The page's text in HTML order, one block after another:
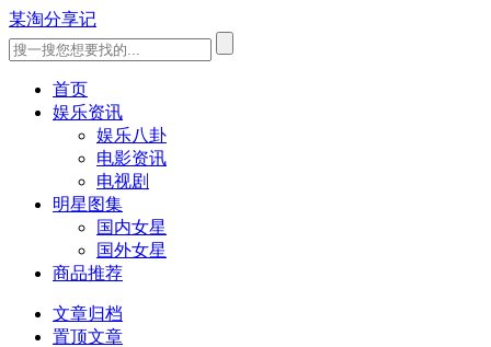
某淘分享记
首页
娱乐资讯
娱乐八卦
电影资讯
电视剧
明星图集
国内女星
国外女星
商品推荐
文章归档
置顶文章